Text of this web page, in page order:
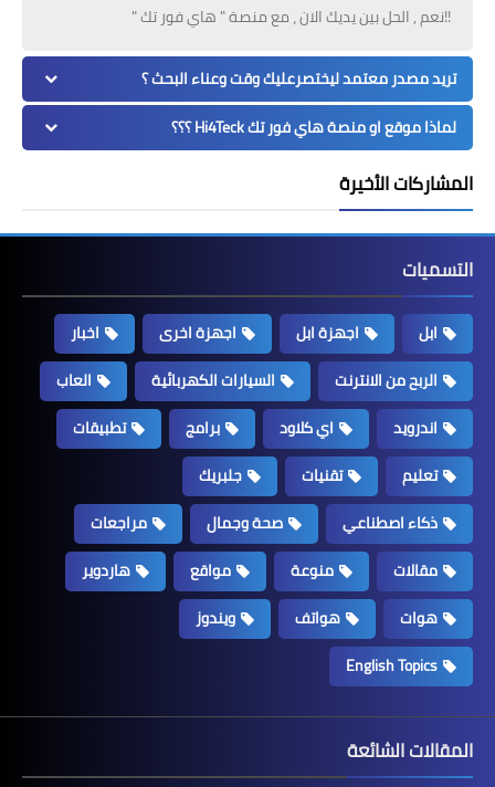
!!نعم , الحل بين يديك الان ، مع منصة " هاي فور تك "
تريد مصدر معتمد ليختصرعليك وقت وعناء البحث ؟
لماذا موقع او منصة هاي فور تك Hi4Teck ؟؟؟
المشاركات الأخيرة
التسميات
ابل اجهزة ابل اجهزة اخرى
اخبار
الربح من الانترنت
السيارات الكهربائية
العاب
اندرويد
اي كلاود برامج
تطبيقات
تعليم
تقنيات
جلبريك
ذكاء اصطناعي
صحة وجمال
مراجعات
مقالات
منوعة مواقع
هاردوير
هوات
هواتف
ويندوز
English Topics
المقالات الشائعة